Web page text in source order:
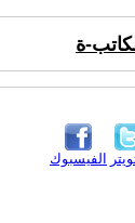
ة
الفيسبوك